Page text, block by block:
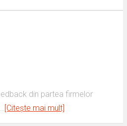
din partea firmelor
[Citește mai mult]